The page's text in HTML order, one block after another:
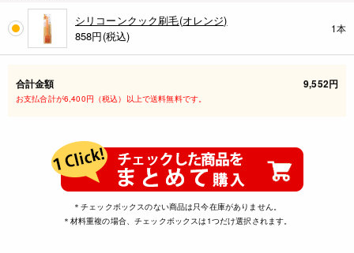
シリコーンクック刷毛(オレンジ)
858円(税込)
1本
合計金額 9,552円
お支払合計が6,400円（税込）以上で送料無料です。
＊チェックボックスのない商品は只今在庫がありません。
＊材料重複の場合、チェックボックスは1つだけ選択されます。